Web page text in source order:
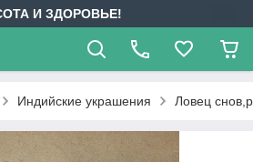
И ЗДОРОВЬЕ!
Индийские украшения Ловец